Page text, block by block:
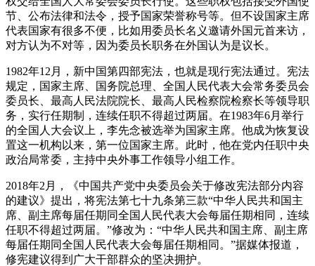
节、公布法律和法令，授予国家荣誉称号等。但不设国家主席
代表国家有很多不便，比如用委员长名义邀请外国元首来访，
对方认为不对等，因为委员长职务在外国认为是议长。
1982年12月，新中国第四部宪法，也就是现行宪法通过。宪法
规定，国家主席、国务院总理、全国人民代表大会常务委员会
委员长、最高人民法院院长、最高人民检察院检察长等领导职
务，实行任期制，连续任职不得超过两届。在1983年6月举行
的全国人大会议上，李先念被选举为国家主席。他成为恢复设
置这一机构以来，第一位国家主席。此时，他在党内任职中央
政治局常委，主持中央外事工作领导小组工作。
2018年2月，《中国共产党中央委员会关于修改宪法部分内容
的建议》提出，将宪法第七十九条第三款“中华人民共和国主
席、副主席每届任期同全国人民代表大会每届任期相同，连续
任职不得超过两届。”修改为：“中华人民共和国主席、副主席
每届任期同全国人民代表大会每届任期相同。”据媒体报道，
修宪建议得到广大干部群众的坚决拥护。